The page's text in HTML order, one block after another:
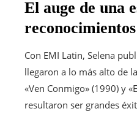
El auge de una
reconocimientos
Con EMI Latin, Selena
llegaron a lo más alto de
«Ven Conmigo» (1990) y
resultaron ser grandes